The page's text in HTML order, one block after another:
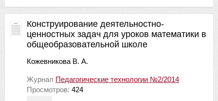
Конструирование деятельностно-
ценностных задач для уроков математики в
общеобразовательной школе
Кожевникова В. А.
Журнал Педагогические технологии №2/2014
Просмотров: 424